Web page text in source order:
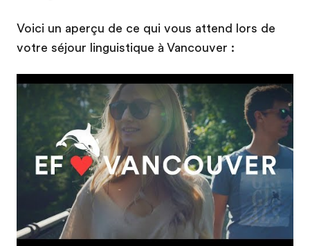
Voici un aperçu de ce qui vous attend lors de
votre séjour linguistique à Vancouver :